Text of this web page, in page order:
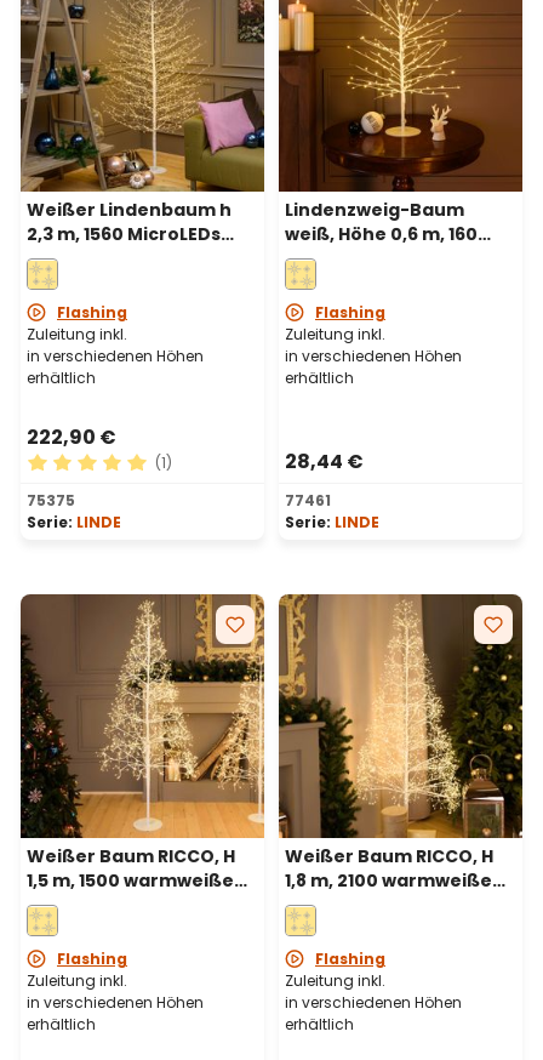
Weißer Lindenbaum h
2,3 m, 1560 MicroLEDs
warmweiß,
Innenbereich
Flashing
Zuleitung inkl.
in verschiedenen Höhen
erhältlich
222,90 €
Durchschnittliche Bewertung von 5 von 5 Sternen
(1)
75375
Serie: LINDE
Lindenzweig-Baum
weiß, Höhe 0,6 m, 160
warmweiße Mikro-LEDs,
Innenbereich
Flashing
Zuleitung inkl.
in verschiedenen Höhen
erhältlich
28,44 €
77461
Serie: LINDE
Weißer Baum RICCO, H
1,5 m, 1500 warmweiße
Micro-LEDs,
Innenbereich
Flashing
Zuleitung inkl.
in verschiedenen Höhen
erhältlich
Weißer Baum RICCO, H
1,8 m, 2100 warmweiße
Micro-LEDs,
Innenbereich
Flashing
Zuleitung inkl.
in verschiedenen Höhen
erhältlich